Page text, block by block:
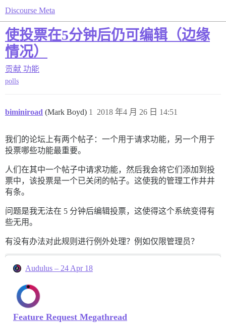
Discourse Meta
使投票在5分钟后仍可编辑（边缘
情况）
贡献 功能
polls
biminiroad (Mark Boyd) 2018 年4 月 26 日 14:51
1
我们的论坛上有两个帖子：一个用于请求功能，另一个用于
投票哪些功能最重要。
人们在其中一个帖子中请求功能，然后我会将它们添加到投
票中，该投票是一个已关闭的帖子。这使我的管理工作井井
有条。
问题是我无法在 5 分钟后编辑投票，这使得这个系统变得有
些无用。
有没有办法对此规则进行例外处理？例如仅限管理员？
Audulus – 24 Apr 18
Feature Request Megathread